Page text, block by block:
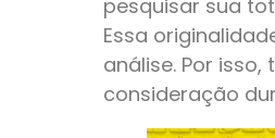
pesquisar sua
Essa
análise. Por
consideração